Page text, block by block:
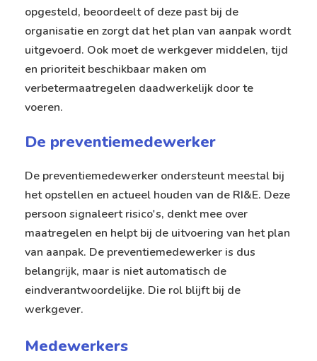
opgesteld, beoordeelt of deze past bij de
organisatie en zorgt dat het plan van aanpak wordt
uitgevoerd. Ook moet de werkgever middelen, tijd
en prioriteit beschikbaar maken om
verbetermaatregelen daadwerkelijk door te
voeren.
De preventiemedewerker
De preventiemedewerker ondersteunt meestal bij
het opstellen en actueel houden van de RI&E. Deze
persoon signaleert risico's, denkt mee over
maatregelen en helpt bij de uitvoering van het plan
van aanpak. De preventiemedewerker is dus
belangrijk, maar is niet automatisch de
eindverantwoordelijke. Die rol blijft bij de
werkgever.
Medewerkers